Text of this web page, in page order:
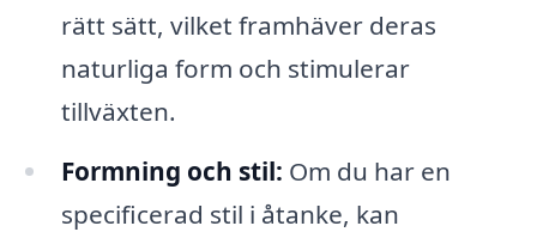
rätt sätt, vilket framhäver deras
naturliga form och stimulerar
tillväxten.
Formning och stil: Om du har en
specificerad stil i åtanke, kan